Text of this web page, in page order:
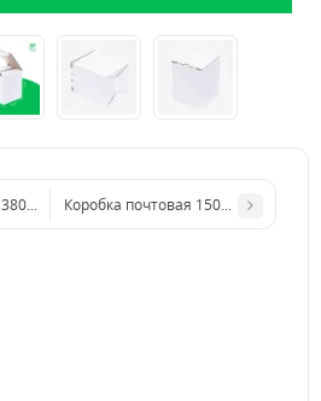
Коробка почтовая 380*150*60 мм белая. GFR
Коробка почтовая 150*150*100 мм